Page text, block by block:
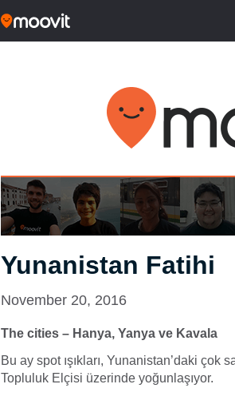
Yunanistan Fatihi
November 20, 2016
The cities – Hanya, Yanya ve Kavala
Bu ay spot ışıkları, Yunanistan’daki
Topluluk Elçisi üzerinde yoğunlaşıyor.